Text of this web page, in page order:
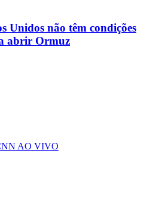
Unidos não têm condições
abrir Ormuz
AO VIVO